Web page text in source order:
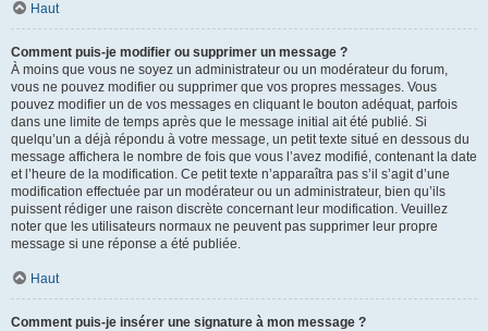
Haut
Comment puis-je modifier ou supprimer un message ?
À moins que vous ne soyez un administrateur ou un modérateur du forum,
vous ne pouvez modifier ou supprimer que vos propres messages. Vous
pouvez modifier un de vos messages en cliquant le bouton adéquat, parfois
dans une limite de temps après que le message initial ait été publié. Si
quelqu’un a déjà répondu à votre message, un petit texte situé en dessous du
message affichera le nombre de fois que vous l’avez modifié, contenant la date
et l’heure de la modification. Ce petit texte n’apparaîtra pas s’il s’agit d’une
modification effectuée par un modérateur ou un administrateur, bien qu’ils
puissent rédiger une raison discrète concernant leur modification. Veuillez
noter que les utilisateurs normaux ne peuvent pas supprimer leur propre
message si une réponse a été publiée.
Haut
Comment puis-je insérer une signature à mon message ?